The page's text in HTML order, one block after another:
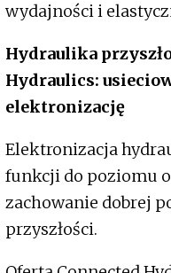
wydajności i
Hydraulika
Hydraulics:
elektronizację
Elektronizacja
funkcji do poziomu
zachowanie dobrej
przyszłości.